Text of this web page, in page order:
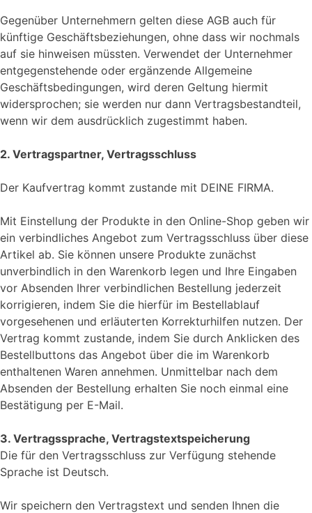
Gegenüber Unternehmern gelten diese AGB auch für
künftige Geschäftsbeziehungen, ohne dass wir nochmals
auf sie hinweisen müssten. Verwendet der Unternehmer
entgegenstehende oder ergänzende Allgemeine
Geschäftsbedingungen, wird deren Geltung hiermit
widersprochen; sie werden nur dann Vertragsbestandteil,
wenn wir dem ausdrücklich zugestimmt haben.
2. Vertragspartner, Vertragsschluss
Der Kaufvertrag kommt zustande mit DEINE FIRMA.
Mit Einstellung der Produkte in den Online-Shop geben wir
ein verbindliches Angebot zum Vertragsschluss über diese
Artikel ab. Sie können unsere Produkte zunächst
unverbindlich in den Warenkorb legen und Ihre Eingaben
vor Absenden Ihrer verbindlichen Bestellung jederzeit
korrigieren, indem Sie die hierfür im Bestellablauf
vorgesehenen und erläuterten Korrekturhilfen nutzen. Der
Vertrag kommt zustande, indem Sie durch Anklicken des
Bestellbuttons das Angebot über die im Warenkorb
enthaltenen Waren annehmen. Unmittelbar nach dem
Absenden der Bestellung erhalten Sie noch einmal eine
Bestätigung per E-Mail.
3. Vertragssprache, Vertragstextspeicherung
Die für den Vertragsschluss zur Verfügung stehende
Sprache ist Deutsch.
Wir speichern den Vertragstext und senden Ihnen die